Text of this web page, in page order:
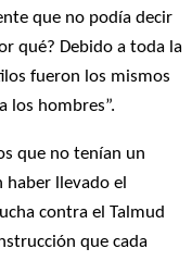
que no podía decir
qué? Debido a toda la
fueron los mismos
los hombres”.
que no tenían un
haber llevado el
contra el Talmud
que cada